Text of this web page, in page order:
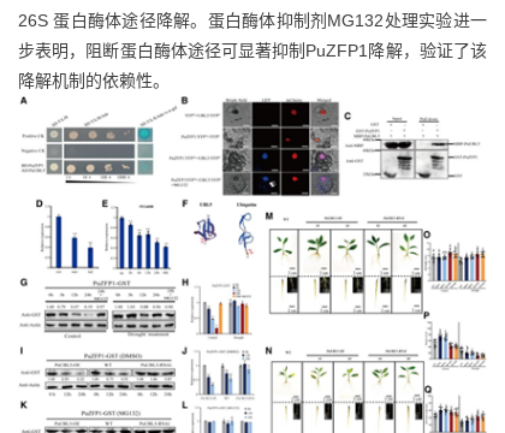
26S 蛋白酶体途径降解。蛋白酶体抑制剂MG132处理实验进一
步表明，阻断蛋白酶体途径可显著抑制PuZFP1降解，验证了该
降解机制的依赖性。